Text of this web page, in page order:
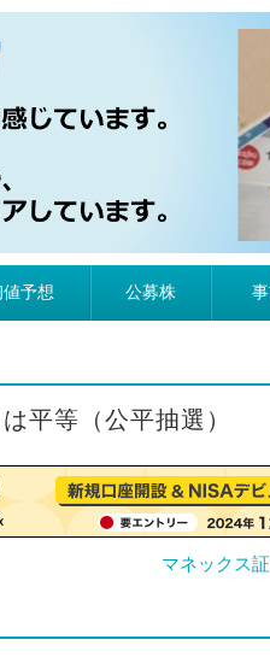
値予想 公募株
平等（公平抽選）
マネックス